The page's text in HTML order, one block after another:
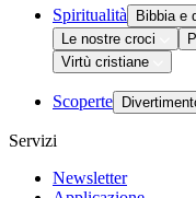
Spiritualità Bibbia e
Le nostre croci
Virtù cristiane
Scoperte
Servizi
Newsletter